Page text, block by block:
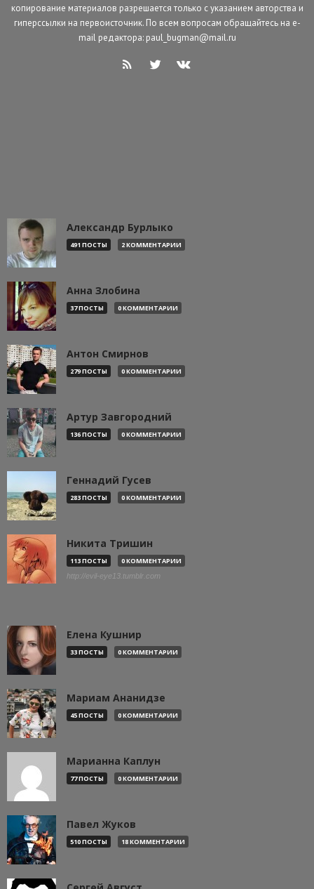
копирование материалов разрешается только с указанием авторства и
гиперссылки на первоисточник. По всем вопросам обращайтесь на e-
mail редактора: paul_bugman@mail.ru
Александр Бурлыко
491 ПОСТЫ 2 КОММЕНТАРИИ
Анна Злобина
37 ПОСТЫ 0 КОММЕНТАРИИ
Антон Смирнов
279 ПОСТЫ 0 КОММЕНТАРИИ
Артур Завгородний
136 ПОСТЫ 0 КОММЕНТАРИИ
Геннадий Гусев
283 ПОСТЫ 0 КОММЕНТАРИИ
Никита Тришин
113 ПОСТЫ 0 КОММЕНТАРИИ
http://evil-eye13.tumblr.com
Елена Кушнир
33 ПОСТЫ 0 КОММЕНТАРИИ
Мариам Ананидзе
45 ПОСТЫ 0 КОММЕНТАРИИ
Марианна Каплун
77 ПОСТЫ 0 КОММЕНТАРИИ
Павел Жуков
510 ПОСТЫ 18 КОММЕНТАРИИ